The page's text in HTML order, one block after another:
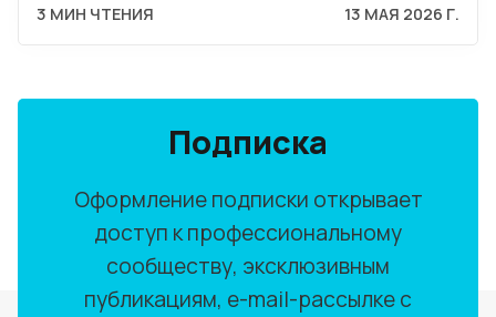
3 МИН ЧТЕНИЯ 13 МАЯ 2026 Г.
Подписка
Оформление подписки открывает
доступ к профессиональному
сообществу, эксклюзивным
публикациям, e-mail-рассылке с